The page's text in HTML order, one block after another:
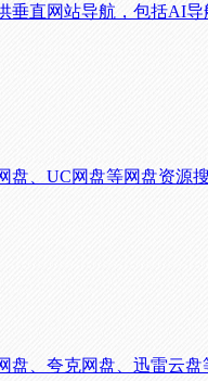
直网站导航，包括AI
、UC网盘等网盘资
、夸克网盘、迅雷云